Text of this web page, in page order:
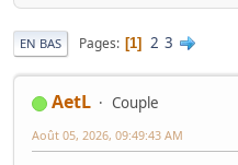
EN BAS Pages 1 2 3
AetL
Couple
Août 05, 2026, 09:49:43 AM